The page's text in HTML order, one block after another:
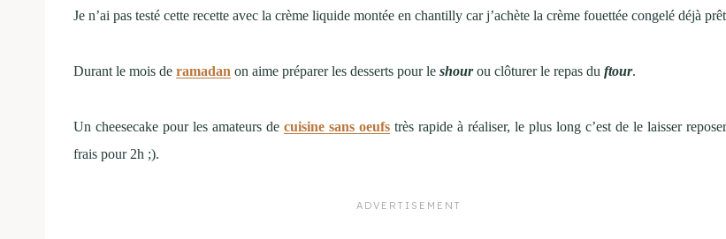
Je n’ai pas testé cette recette avec la crème liquide montée en chantilly car j’achète la crème fouettée congelé déjà
Durant le mois de ramadan on aime préparer les desserts pour le shourou clôturer le repas du ftour.
Un cheesecake pour les amateurs de cuisine sans oeufstrès rapide à réaliser, le plus long c’est de le laisser
frais pour 2h ;).